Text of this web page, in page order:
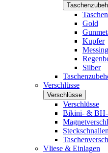
Gold
Kupfer
Messing
Silber
Verschlüsse
Verschlüsse
Verschlüsse
Bikini- & BH-
Steckschnallen
Vliese & Einlagen